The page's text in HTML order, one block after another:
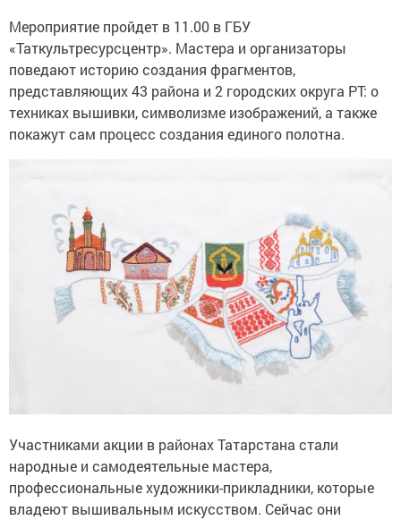
Мероприятие пройдет в 11.00 в ГБУ
«Таткультресурсцентр». Мастера и организаторы
поведают историю создания фрагментов,
представляющих 43 района и 2 городских округа РТ: о
техниках вышивки, символизме изображений, а также
покажут сам процесс создания единого полотна.
Участниками акции в районах Татарстана стали
народные и самодеятельные мастера,
профессиональные художники-прикладники, которые
владеют вышивальным искусством. Сейчас они